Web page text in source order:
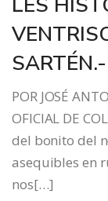
SARTÉN.-
POR JOSÉ
OFICIAL DE
del bonito del
asequibles en
nos[…]